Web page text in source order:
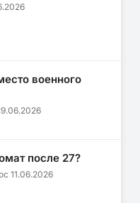
военного
после 27?
11.06.2026